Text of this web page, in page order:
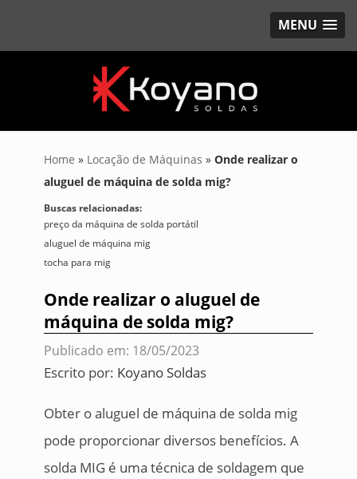
MENU
Home » Locação de Máquinas » Onde realizar o
aluguel de máquina de solda mig?
Buscas relacionadas:
preço da máquina de solda portátil
aluguel de máquina mig
tocha para mig
Onde realizar o aluguel de
máquina de solda mig?
Publicado em: 18/05/2023
Escrito por: Koyano Soldas
Obter o aluguel de máquina de solda mig
pode proporcionar diversos benefícios. A
solda MIG é uma técnica de soldagem que